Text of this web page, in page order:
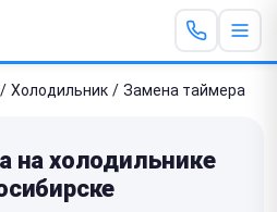
/ Холодильник / Замена таймера
на холодильнике